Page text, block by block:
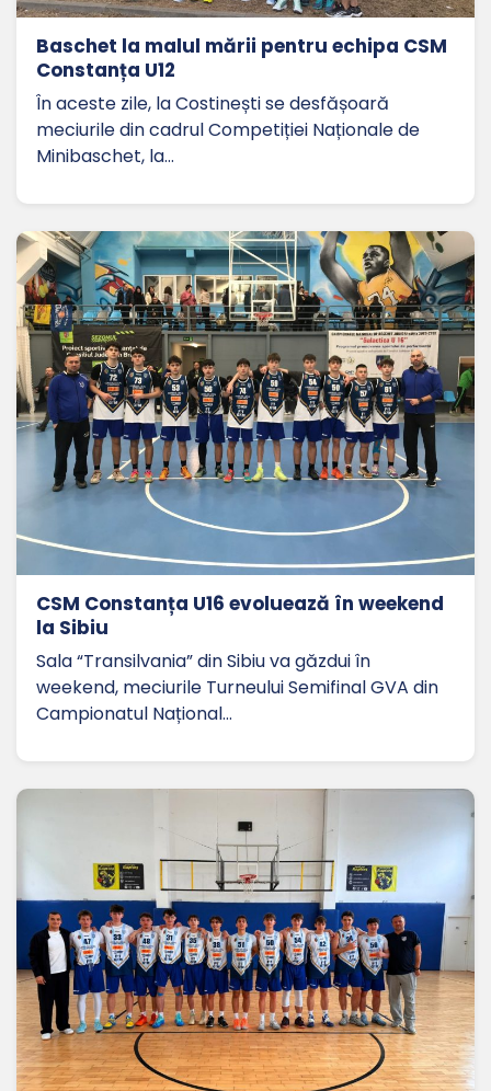
Baschet la malul mării pentru echipa CSM
Constanța U12
În aceste zile, la Costinești se desfășoară
meciurile din cadrul Competiției Naționale de
Minibaschet, la…
CSM Constanța U16 evoluează în weekend
la Sibiu
Sala “Transilvania” din Sibiu va găzdui în
weekend, meciurile Turneului Semifinal GVA din
Campionatul Național…